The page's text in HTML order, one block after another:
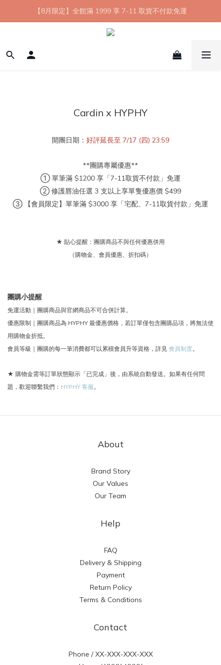
【8月限定】全館滿 1999 享 7-11 取貨不付款免運
【8月限定】全館滿 1999 享 7-11 取貨不付款免運
七夕情人節💘任選 A+B 限時優惠 $1314 元
新會員首購 7-11 店到店免運 點我成為HYPHY Girl
Cardin x HYPHY
開團日期： 好評延長至 7/17 (四) 23:59
**團購專屬優惠**
① 單筆滿 $1200 享「7-11取貨不付款」免運
② 修護唇油任選 3 支以上享單隻優惠價 $499
③ 【會員限定】單筆滿 $3000 享「宅配、7-11取貨付款」免運
★ 貼心提醒：團購商品不與任何優惠併用
（購物金、會員優惠、折扣碼）
團購小提醒
免運活動｜團購商品與官網商品不可合併計算。
優惠限制｜團購商品為 HYPHY 最優惠價格，若訂單僅包含團購品項，將無法使
用購物金折抵。
會員等級｜團購的每一筆消費都可以累積會員升等資格，詳見 會員制度。
★ 購物金需等訂單狀態顯示「已完成」後，由系統自動發送。如果有任何問
題，歡迎聯繫我們： HYPHY 客服。
About
Brand Story
Our Values
Our Team
Help
FAQ
Delivery & Shipping
Payment
Return Policy
Terms & Conditions
Contact
Phone / XX-XXX-XXX-XXX